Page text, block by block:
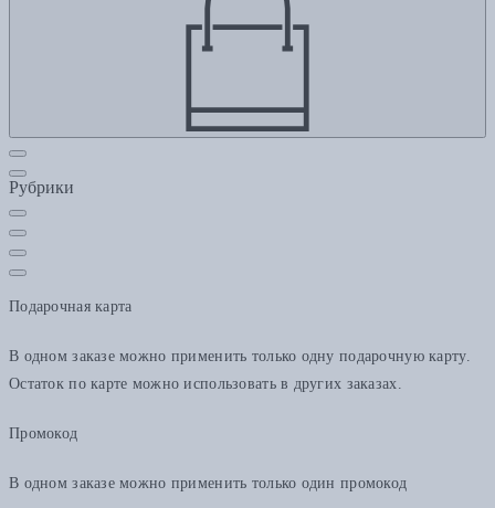
Рубрики
Подарочная карта
В одном заказе можно применить только одну подарочную карту.
Остаток по карте можно использовать в других заказах.
Промокод
В одном заказе можно применить только один промокод